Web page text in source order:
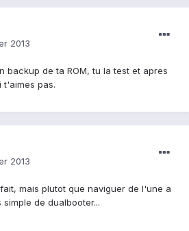
2013
backup de ta ROM, tu la test et apres
t'aimes pas.
2013
mais plutot que naviguer de l'une a
de dualbooter...